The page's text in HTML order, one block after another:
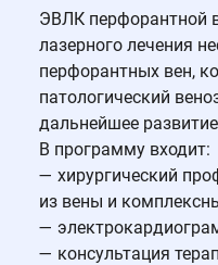
ЭВЛК перфорантной
лазерного лечения
перфорантных вен,
патологический
дальнейшее
В программу входит:
— хирургический
из вены и
—
— консультация